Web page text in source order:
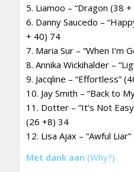
5. Liamoo – “Dragon (38
6. Danny Saucedo –
+ 40) 74
7. Maria Sur – “When I’m
8. Annika Wickihalder –
9. Jacqline – “Effortless”
10. Jay Smith – “Back to
11. Dotter – “It’s Not
(26 +8) 34
12. Lisa Ajax – “Awful
Met dank aan (Why?)